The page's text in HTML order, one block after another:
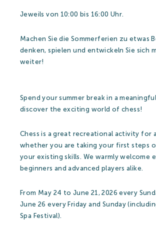
Heilbad und Wasserwelt Preise 2026
Unterkunft
Jeweils von 10:00 bis 16:00 Uhr.
Machen Sie die Sommerferien zu etwas
denken, spielen und entwickeln Sie sich
weiter!
Spend your summer break in a
discover the exciting world of chess!
Chess is a great recreational activity for
whether you are taking your first steps
your existing skills. We warmly welcome
beginners and advanced players alike.
From May 24 to June 21, 2026 every
June 26 every Friday and Sunday
Spa Festival).